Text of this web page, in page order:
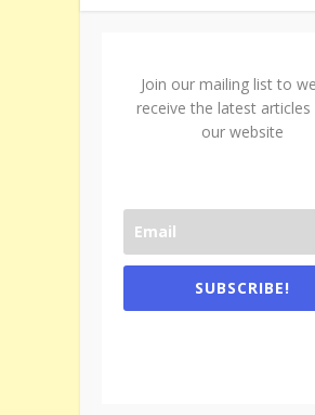
Join our mailing list to
receive the latest
our website
SUBSCRIBE!